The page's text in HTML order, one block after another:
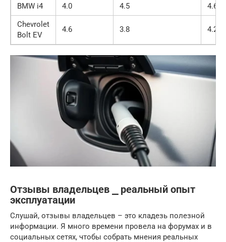
BMW i4 4.0 4.5
4.6
Chevrolet
Bolt EV
4.6 3.8 4.2
Отзывы владельцев ⎯ реальный опыт
эксплуатации
Слушай, отзывы владельцев – это кладезь полезной
информации. Я много времени провела на форумах и в
социальных сетях, чтобы собрать мнения реальных